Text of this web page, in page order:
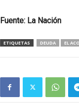
Fuente: La Nación
ETIQUETAS DEUDA EL